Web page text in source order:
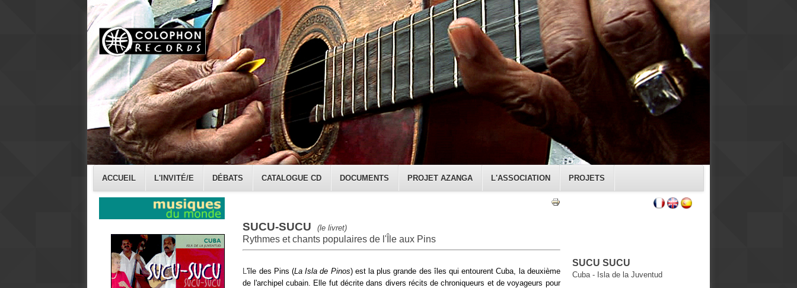
ACCUEIL L'INVITÉ/E DÉBATS CATALOGUE CD DOCUMENTS PROJET AZANGA L'ASSOCIATION PROJETS
SUCU-SUCU (le livret)
Rythmes et chants populaires de l'Île aux Pins
L'île des Pins (La Isla de Pinos) est la plus grande des îles qui entourent Cuba, la deuxième
de l'archipel cubain. Elle fut décrite dans divers récits de chroniqueurs et de voyageurs pour
SUCU SUCU
Cuba - Isla de la Juventud